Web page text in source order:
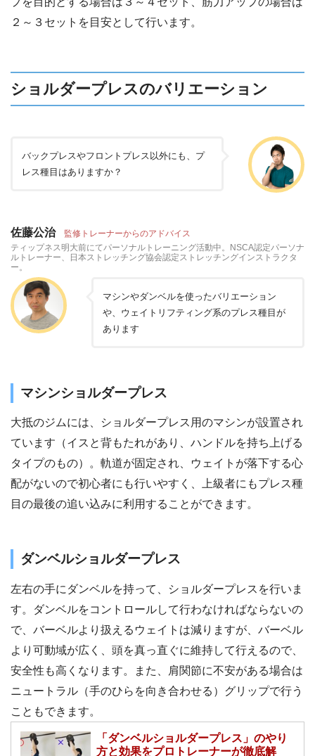
２～３セットを目安として行います。
ショルダープレスのバリエーション
バックプレスやフロントプレス以外にも、プ
レス種目はありますか？
佐藤公治 監修トレーナーからのアドバイス
ティップネス明大前にてパーソナルトレーニング活動中。NSCA認定パーソナ
ルトレーナー、日本ストレッチング協会認定ストレッチングインストラクタ
ー。
マシンやダンベルを使ったバリエーション
や、ウェイトリフティング系のプレス種目が
あります
マシンショルダープレス
大抵のジムには、ショルダープレス用のマシンが設置され
ています（イスと背もたれがあり、ハンドルを持ち上げる
タイプのもの）。軌道が固定され、ウェイトが落下する心
配がないので初心者にも行いやすく、上級者にもプレス種
目の最後の追い込みに利用することができます。
ダンベルショルダープレス
左右の手にダンベルを持って、ショルダープレスを行いま
す。ダンベルをコントロールして行わなければならないの
で、バーベルより扱えるウェイトは減りますが、バーベル
より可動域が広く、頭を真っ直ぐに維持して行えるので、
安全性も高くなります。また、肩関節に不安がある場合は
ニュートラル（手のひらを向き合わせる）グリップで行う
こともできます。
「ダンベルショルダープレス」のやり
方と効果をプロトレーナーが徹底解